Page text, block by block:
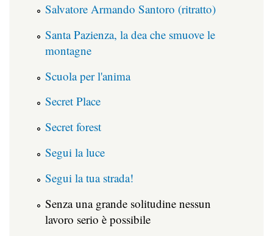
Salvatore Armando Santoro (ritratto)
Santa Pazienza, la dea che smuove le
montagne
Scuola per l'anima
Secret Place
Secret forest
Segui la luce
Segui la tua strada!
Senza una grande solitudine nessun
lavoro serio è possibile